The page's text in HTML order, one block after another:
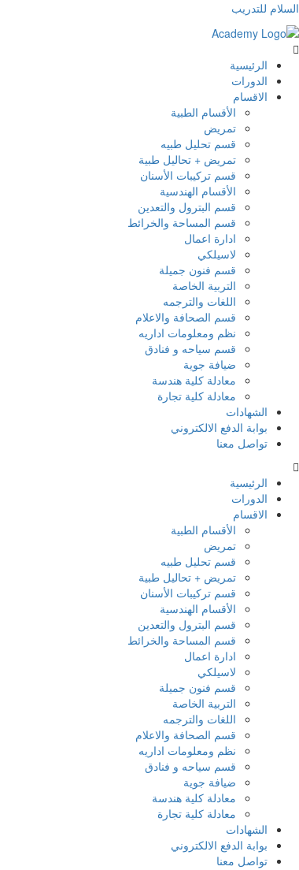
السلام للتدريب
الرئيسية
الدورات
الاقسام
الأقسام الطبية
تمريض
قسم تحليل طبيه
تمريض + تحاليل طبية
قسم تركيبات الأسنان
الأقسام الهندسية
قسم البترول والتعدين
قسم المساحة والخرائط
ادارة اعمال
لاسيلكي
قسم فنون جميلة
التربية الخاصة
اللغات والترجمه
قسم الصحافة والاعلام
نظم ومعلومات اداريه
قسم سياحه و فنادق
ضيافة جوية
معادلة كلية هندسة
معادلة كلية تجارة
الشهادات
بوابة الدفع الالكتروني
تواصل معنا
الرئيسية
الدورات
الاقسام
الأقسام الطبية
تمريض
قسم تحليل طبيه
تمريض + تحاليل طبية
قسم تركيبات الأسنان
الأقسام الهندسية
قسم البترول والتعدين
قسم المساحة والخرائط
ادارة اعمال
لاسيلكي
قسم فنون جميلة
التربية الخاصة
اللغات والترجمه
قسم الصحافة والاعلام
نظم ومعلومات اداريه
قسم سياحه و فنادق
ضيافة جوية
معادلة كلية هندسة
معادلة كلية تجارة
الشهادات
بوابة الدفع الالكتروني
تواصل معنا